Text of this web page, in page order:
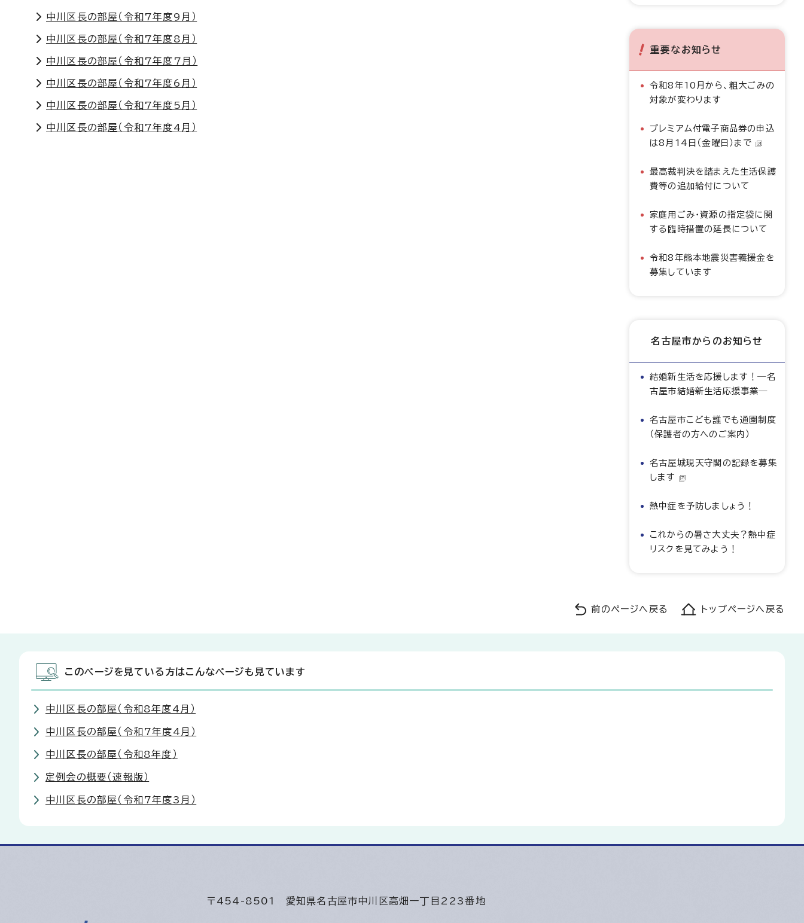
中川区長の部屋（令和7年度9月）
中川区長の部屋（令和7年度8月）
中川区長の部屋（令和7年度7月）
中川区長の部屋（令和7年度6月）
中川区長の部屋（令和7年度5月）
中川区長の部屋（令和7年度4月）
重要なお知らせ
令和8年10月から、粗大ごみの
対象が変わります
プレミアム付電子商品券の申込
は8月14日（金曜日）まで
最高裁判決を踏まえた生活保護
費等の追加給付について
家庭用ごみ・資源の指定袋に関
する臨時措置の延長について
令和8年熊本地震災害義援金を
募集しています
名古屋市からのお知らせ
結婚新生活を応援します！―名
古屋市結婚新生活応援事業―
名古屋市こども誰でも通園制度
（保護者の方へのご案内）
名古屋城現天守閣の記録を募集
します
熱中症を予防しましょう！
これからの暑さ大丈夫？熱中症
リスクを見てみよう！
前のページへ戻る トップページへ戻る
このページを見ている方はこんなページも見ています
中川区長の部屋（令和8年度4月）
中川区長の部屋（令和7年度4月）
中川区長の部屋（令和8年度）
定例会の概要（速報版）
中川区長の部屋（令和7年度3月）
〒454-8501 愛知県名古屋市中川区高畑一丁目223番地